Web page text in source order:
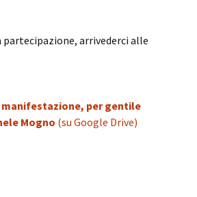
arrivederci alle
per gentile
Mogno (su Google Drive)